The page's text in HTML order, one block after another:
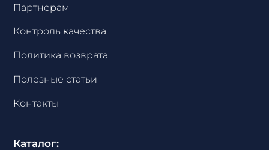
Партнерам
Контроль качества
Политика возврата
Полезные статьи
Контакты
Каталог: